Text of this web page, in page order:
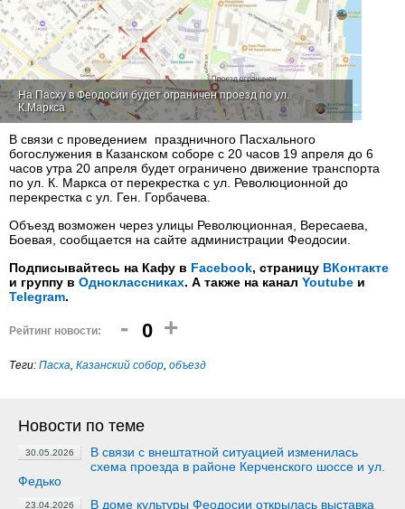
На Пасху в Феодосии будет ограничен проезд по ул.
К.Маркса
В связи с проведением праздничного Пасхального
богослужения в Казанском соборе с 20 часов 19 апреля до 6
часов утра 20 апреля будет ограничено движение транспорта
по ул. К. Маркса от перекрестка с ул. Революционной до
перекрестка с ул. Ген. Горбачева.
Объезд возможен через улицы Революционная, Вересаева,
Боевая, сообщается на сайте администрации Феодосии.
Подписывайтесь на Кафу в Facebook, страницу ВКонтакте
и группу в Одноклассниках. А также на канал Youtube и
Telegram.
Рейтинг новости: - 0 +
Теги: Пасха, Казанский собор, объезд
Новости по теме
30.05.2026
В связи с внештатной ситуацией изменилась
схема проезда в районе Керченского шоссе и ул.
Федько
23.04.2026
В доме культуры Феодосии открылась выставка